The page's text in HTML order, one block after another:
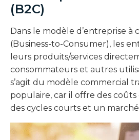
(B2C)
Dans le modèle d’entreprise à
(Business-to-Consumer), les
leurs produits/services
consommateurs et autres
s’agit du modèle commercial
populaire, car il offre des coûts
des cycles courts et un